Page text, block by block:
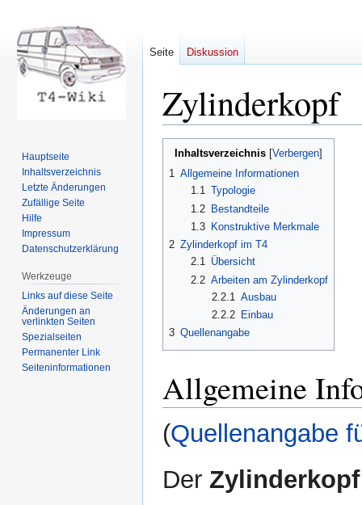
Zylinderkopf
Zur
springen
Zur
springen
Inhaltsverzeichnis
1 Allgemeine Informationen
1.1 Typologie
1.2
Bestandteile
1.3
Konstruktive Merkmale
2 Zylinderkopf im T4
2.1 Übersicht
2.2 Arbeiten am Zylinderkopf
2.2.1
Ausbau
2.2.2 Einbau
3 Quellenangabe
Allgemeine
(Quellenangabe
Der Zylinderkopf
Seite Diskussion
Hauptseite
Inhaltsverzeichnis
Letzte Änderungen
Zufällige Seite
Hilfe
Impressum
Datenschutzerklärung
Werkzeuge
Links auf diese Seite
Änderungen an
verlinkten Seiten
Spezialseiten
Permanenter Link
Seiten­informationen